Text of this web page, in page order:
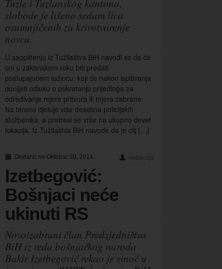
Tuzle i Tuzlanskog kantona,
slobode je lišeno sedam lica
osumnjičenih za krivotvorenje
novca.
U saopštenju iz Tužilaštva BiH navodi se da će
oni u zakonskom roku biti predati
postupajućem tužiocu, koji će nakon ispitivanja
donijeti odluku o pokretanju prijedloga za
određivanje mjere pritvora ili mjera zabrane.
Na terenu djeluje više desetina policijskih
službenika, a pretresi se vrše na ukupno devet
lokacija. Iz Tužilaštva BiH navode da je cilj […]
Dodano na Oktobar 30, 2014 redakcija
Izetbegović:
Bošnjaci neće
ukinuti RS
Novoizabrani član Predsjedništva
BiH iz reda bošnjačkog naroda
Bakir Izetbegović rekao je sinoć u